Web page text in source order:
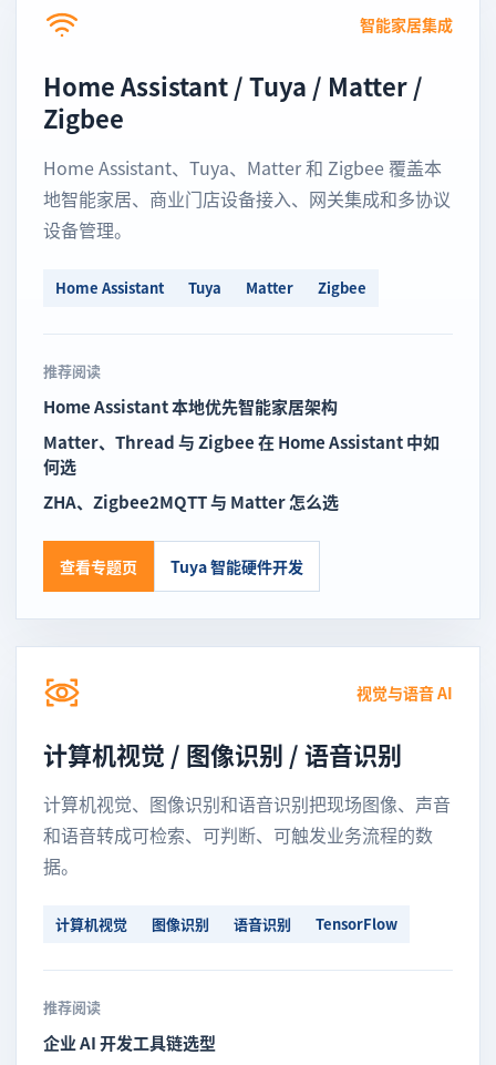
智能家居集成
Home Assistant / Tuya / Matter /
Zigbee
Home Assistant、Tuya、Matter 和 Zigbee 覆盖本
地智能家居、商业门店设备接入、网关集成和多协议
设备管理。
Home Assistant Tuya Matter Zigbee
推荐阅读
Home Assistant 本地优先智能家居架构
Matter、Thread 与 Zigbee 在 Home Assistant 中如
何选
ZHA、Zigbee2MQTT 与 Matter 怎么选
查看专题页 Tuya 智能硬件开发
视觉与语音 AI
计算机视觉 / 图像识别 / 语音识别
计算机视觉、图像识别和语音识别把现场图像、声音
和语音转成可检索、可判断、可触发业务流程的数
据。
计算机视觉 图像识别 语音识别 TensorFlow
推荐阅读
企业 AI 开发工具链选型